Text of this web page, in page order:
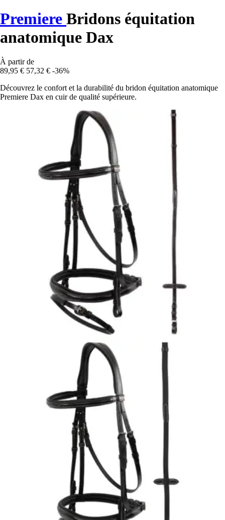
Premiere Bridons équitation
anatomique Dax
À partir de
89,95 € 57,32 € -36%
Découvrez le confort et la durabilité du bridon équitation anatomique
Premiere Dax en cuir de qualité supérieure.